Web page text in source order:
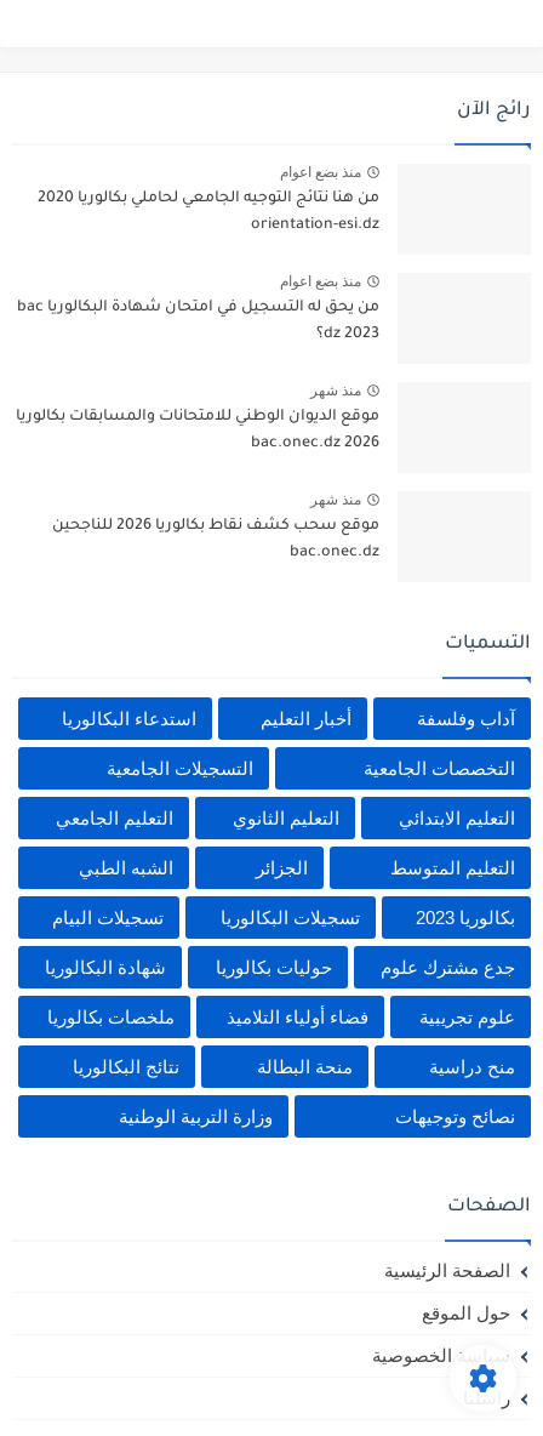
رائج الآن
منذ بضع اعوام
من هنا نتائج التوجيه الجامعي لحاملي بكالوريا 2020
orientation-esi.dz
منذ بضع اعوام
من يحق له التسجيل في امتحان شهادة البكالوريا bac
dz 2023؟
منذ شهر
موقع الديوان الوطني للامتحانات والمسابقات بكالوريا
2026 bac.onec.dz
منذ شهر
موقع سحب كشف نقاط بكالوريا 2026 للناجحين
bac.onec.dz
التسميات
آداب وفلسفة أخبار التعليم استدعاء البكالوريا
التخصصات الجامعية التسجيلات الجامعية
التعليم الابتدائي التعليم الثانوي التعليم الجامعي
التعليم المتوسط الجزائر الشبه الطبي
بكالوريا 2023 تسجيلات البكالوريا تسجيلات البيام
جدع مشترك علوم حوليات بكالوريا شهادة البكالوريا
علوم تجريبية فضاء أولياء التلاميذ ملخصات بكالوريا
منح دراسية منحة البطالة نتائج البكالوريا
نصائح وتوجيهات وزارة التربية الوطنية
الصفحات
الصفحة الرئيسية
حول الموقع
سياسة الخصوصية
راسلنا